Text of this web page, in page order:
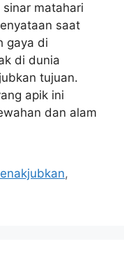
matahari
saat
gaya di
di dunia
tujuan.
apik ini
dan alam
,